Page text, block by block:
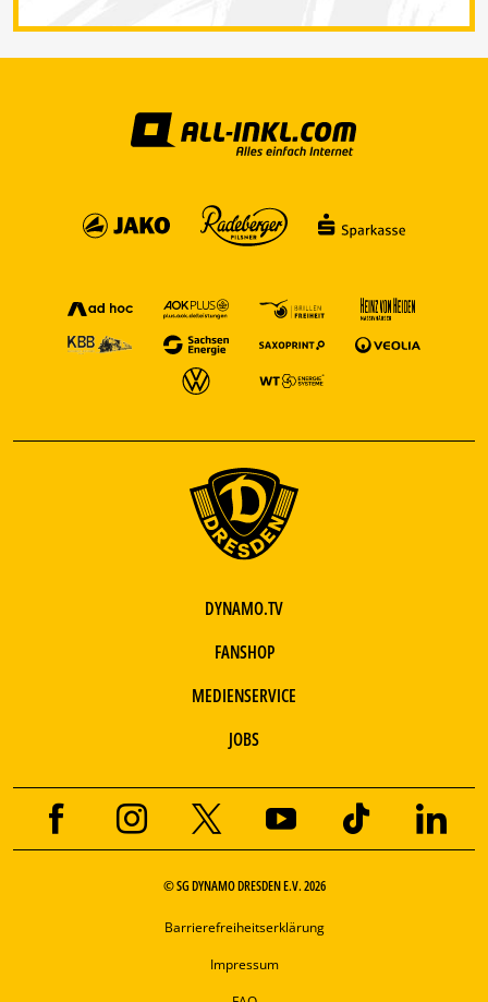
DYNAMO.TV
FANSHOP
MEDIENSERVICE
JOBS
© SG DYNAMO DRESDEN E.V. 2026
Barrierefreiheitserklärung
Impressum